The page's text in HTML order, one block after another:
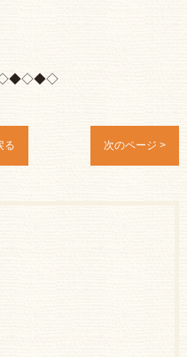
る 次のページ >